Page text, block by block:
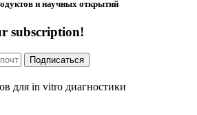
и научных открытий
subscription!
для in vitro диагностики